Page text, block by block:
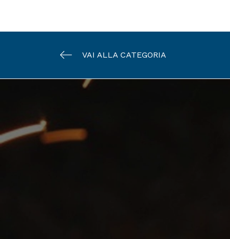
VAI ALLA CATEGORIA